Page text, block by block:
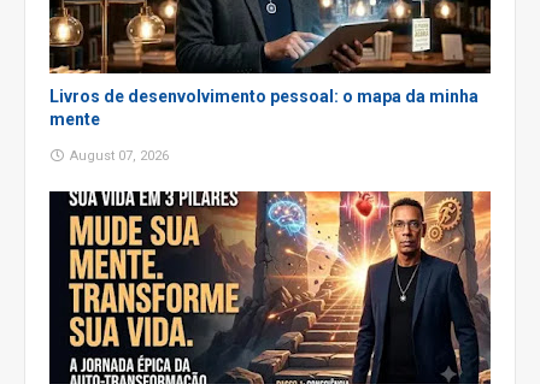
Livros de desenvolvimento pessoal: o mapa da minha
mente
August 07, 2026